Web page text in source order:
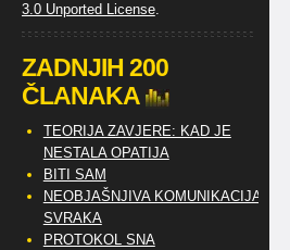
3.0 Unported License.
ZADNJIH 200
ČLANAKA
TEORIJA ZAVJERE: KAD JE
NESTALA OPATIJA
BITI SAM
NEOBJAŠNJIVA KOMUNIKACIJA
SVRAKA
PROTOKOL SNA